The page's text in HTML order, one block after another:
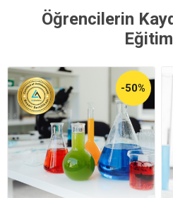
Öğrencilerin
-50%